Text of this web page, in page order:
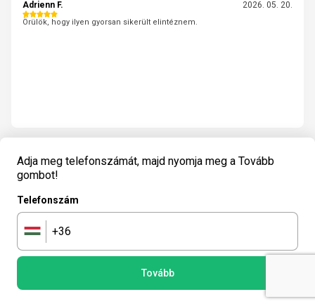
Adrienn F.
2026. 05. 20.
Örülök, hogy ilyen gyorsan sikerült elintéznem.
Adja meg telefonszámát, majd nyomja meg a Tovább
gombot!
Telefonszám
🇭🇺 +36
Tovább